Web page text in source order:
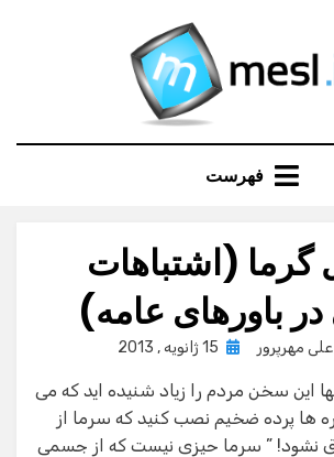
فهرست
گرما (اشتباهات
باورهای عامه)
علی مهرپرور
Posted
15 ژانویه , 2013
این سخن مردم را زیاد شنیده اید که می
ها پرده ضخیم نصب کنید که سرما از
نشود! ” سرما حیزی نیست که از جسمی